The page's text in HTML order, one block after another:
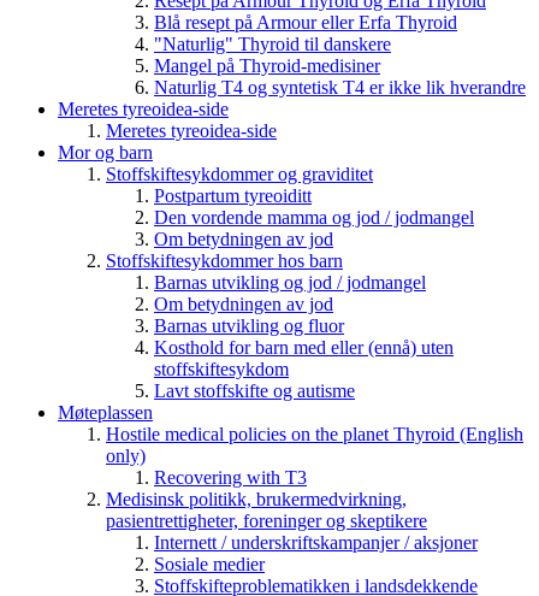
Blå resept på Armour eller Erfa Thyroid
"Naturlig" Thyroid til danskere
Mangel på Thyroid-medisiner
Naturlig T4 og syntetisk T4 er ikke lik hverandre
Meretes tyreoidea-side
Meretes tyreoidea-side
Mor og barn
Stoffskiftesykdommer og graviditet
Postpartum tyreoiditt
Den vordende mamma og jod / jodmangel
Om betydningen av jod
Stoffskiftesykdommer hos barn
Barnas utvikling og jod / jodmangel
Om betydningen av jod
Barnas utvikling og fluor
Kosthold for barn med eller (ennå) uten
stoffskiftesykdom
Lavt stoffskifte og autisme
Møteplassen
Hostile medical policies on the planet Thyroid (English
only)
Recovering with T3
Medisinsk politikk, brukermedvirkning,
pasientrettigheter, foreninger og skeptikere
Internett / underskriftskampanjer / aksjoner
Sosiale medier
Stoffskifteproblematikken i landsdekkende